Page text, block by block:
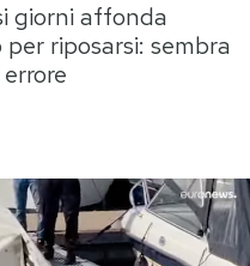
Storie/Idee
Ok Boomer!
Media
Mondiali calcio 2026
giorni affonda
riposarsi: sembra